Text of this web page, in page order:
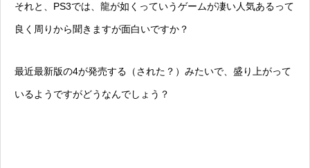
それと、PS3では、龍が如くっていうゲームが凄い人気あるって
良く周りから聞きますが面白いですか？
最近最新版の4が発売する（された？）みたいで、盛り上がって
いるようですがどうなんでしょう？